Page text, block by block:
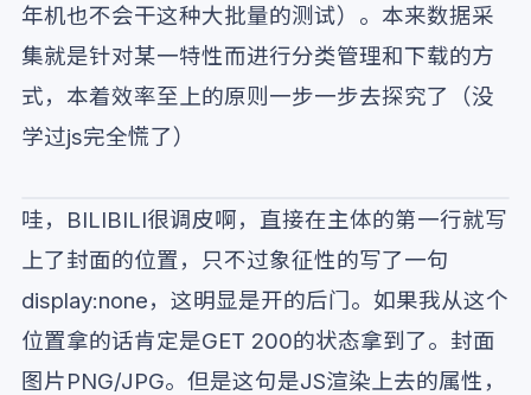
年机也不会干这种大批量的测试）。本来数据采
集就是针对某一特性而进行分类管理和下载的方
式，本着效率至上的原则一步一步去探究了（没
学过js完全慌了）
哇，BILIBILI很调皮啊，直接在主体的第一行就写
上了封面的位置，只不过象征性的写了一句
display:none，这明显是开的后门。如果我从这个
位置拿的话肯定是GET 200的状态拿到了。封面
图片PNG/JPG。但是这句是JS渲染上去的属性，